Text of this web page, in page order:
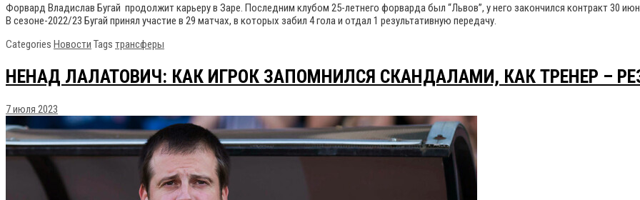
Форвард Владислав Бугай продолжит карьеру в Заре. Последним клубом 25-летнего форварда был “Львов”, у него закончился контракт 30
В сезоне-2022/23 Бугай принял участие в 29 матчах, в которых забил 4 гола и отдал 1 результативную передачу.
Categories Новости Tags трансферы
НЕНАД ЛАЛАТОВИЧ: КАК ИГРОК ЗАПОМНИЛСЯ СКАНДАЛАМИ, КАК ТРЕНЕР –
7 июля 2023